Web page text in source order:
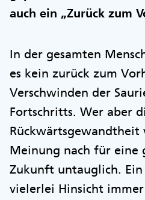
auch ein „Zurück zum
In der gesamten
es kein zurück zum
Verschwinden der
Fortschritts. Wer aber
Meinung nach für eine
Zukunft untauglich.
vielerlei Hinsicht